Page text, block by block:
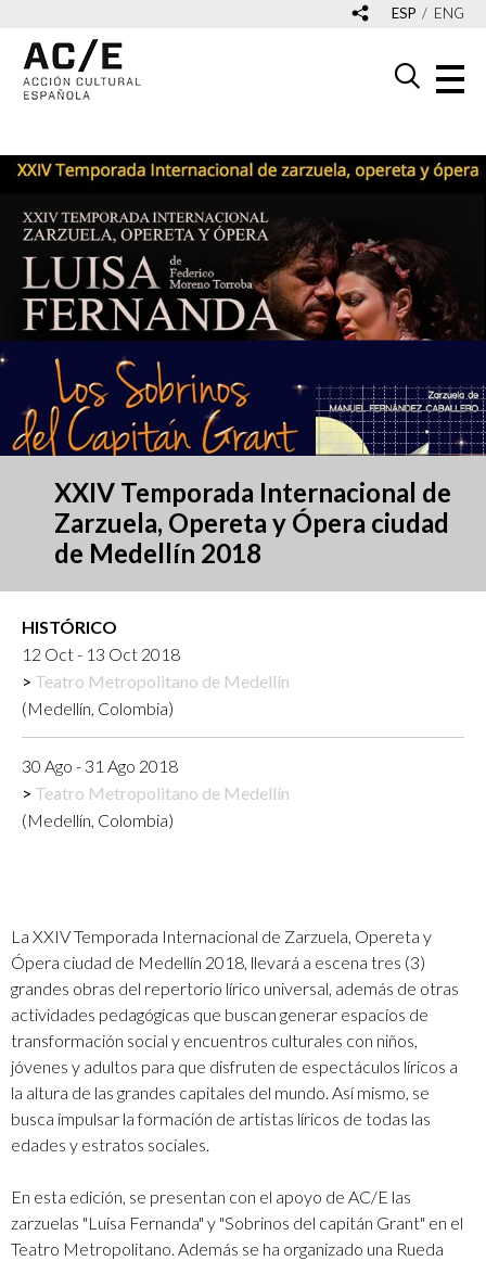
ESP ENG
XXIV Temporada Internacional de
Zarzuela, Opereta y Ópera ciudad
de Medellín 2018
HISTÓRICO
12 Oct - 13 Oct 2018
Teatro Metropolitano de Medellín
(Medellín, Colombia)
30 Ago - 31 Ago 2018
Teatro Metropolitano de Medellín
(Medellín, Colombia)
La XXIV Temporada Internacional de Zarzuela, Opereta y
Ópera ciudad de Medellín 2018, llevará a escena tres (3)
grandes obras del repertorio lírico universal, además de otras
actividades pedagógicas que buscan generar espacios de
transformación social y encuentros culturales con niños,
jóvenes y adultos para que disfruten de espectáculos líricos a
la altura de las grandes capitales del mundo. Así mismo, se
busca impulsar la formación de artistas líricos de todas las
edades y estratos sociales.
En esta edición, se presentan con el apoyo de AC/E las
zarzuelas "Luisa Fernanda" y "Sobrinos del capitán Grant" en el
Teatro Metropolitano. Además se ha organizado una Rueda